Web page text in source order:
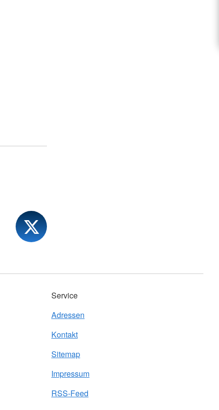
Service
Adressen
Kontakt
Sitemap
Impressum
RSS-Feed